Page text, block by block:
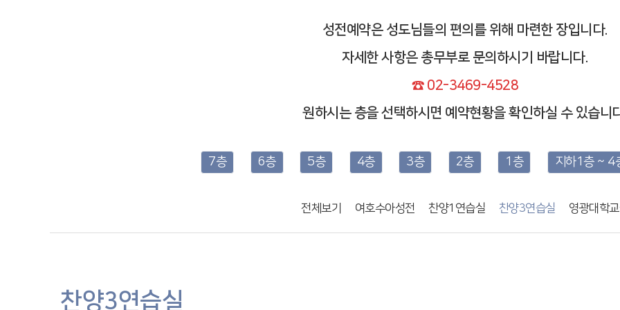
성전예약은 성도님들의 편의를 위해 마련한 장입니다.
자세한 사항은 총무부로 문의하시기 바랍니다.
☎ 02-3469-4528
원하시는 층을 선택하시면 예약현황을 확인하실 수 있습니
7층 6층 5층 4층 3층 2층 1층 지하1층 ~ 4
전체보기 여호수아성전 찬양1연습실 찬양3연습실 영광대학
찬양3연습실